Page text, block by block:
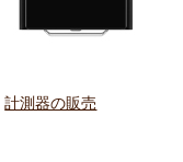
計測器の販売